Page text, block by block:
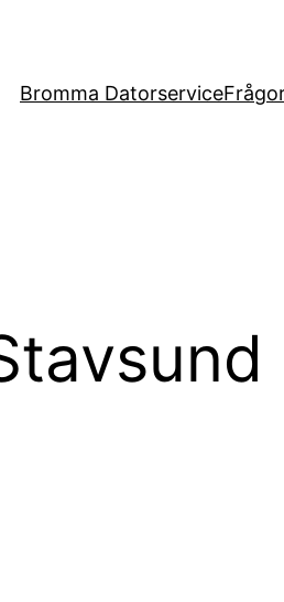
Bromma Datorservice